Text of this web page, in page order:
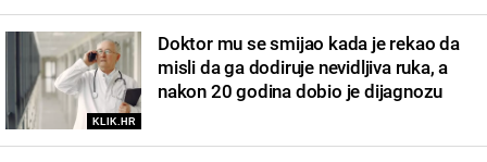
KLIK.HR
Doktor mu se smijao kada je rekao da
misli da ga dodiruje nevidljiva ruka, a
nakon 20 godina dobio je dijagnozu